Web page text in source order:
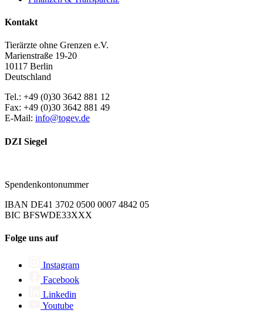
Kontakt
Tierärzte ohne Grenzen e.V.
Marienstraße 19-20
10117 Berlin
Deutschland
Tel.: +49 (0)30 3642 881 12
Fax: +49 (0)30 3642 881 49
E-Mail: info@togev.de
DZI Siegel
Spendenkontonummer
IBAN DE41 3702 0500 0007 4842 05
BIC BFSWDE33XXX
Folge uns auf
Instagram
Facebook
Linkedin
Youtube